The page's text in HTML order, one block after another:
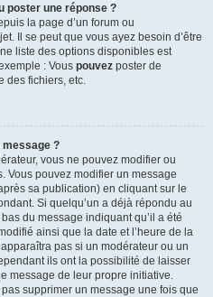
poster une réponse ?
la page d’un forum ou
Il se peut que vous ayez besoin d’être
liste des options disponibles est
: Vous pouvez poster de
des fichiers, etc.
?
vous ne pouvez modifier ou
Vous pouvez modifier un message
sa publication) en cliquant sur le
Si quelqu’un a déjà répondu au
du message indiquant qu’il a été
ainsi que la date et l’heure de la
pas si un modérateur ou un
ils ont la possibilité de laisser
message de leur propre initiative.
supprimer un message une fois que